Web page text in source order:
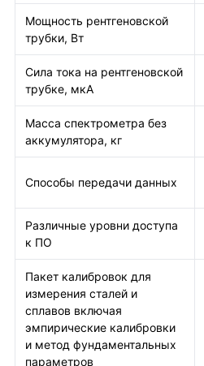
Мощность рентгеновской
трубки, Вт
Сила тока на рентгеновской
трубке, мкА
Масса спектрометра без
аккумулятора, кг
Способы передачи данных
Различные уровни доступа
к ПО
Пакет калибровок для
измерения сталей и
сплавов включая
эмпирические калибровки
и метод фундаментальных
параметров